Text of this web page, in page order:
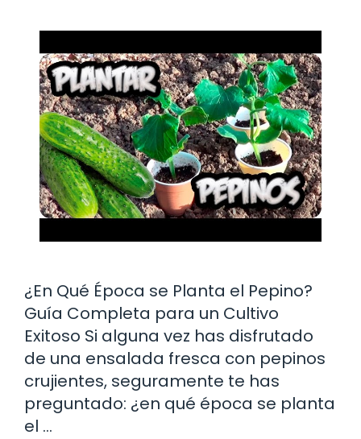
¿En Qué Época se Planta el Pepino?
Guía Completa para un Cultivo
Exitoso Si alguna vez has disfrutado
de una ensalada fresca con pepinos
crujientes, seguramente te has
preguntado: ¿en qué época se planta
el …